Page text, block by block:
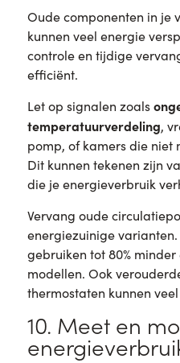
Oude componenten in je
kunnen veel energie
controle en tijdige
efficiënt.
Let op signalen zoals
temperatuurverdeling,
pomp, of kamers die niet
Dit kunnen tekenen zijn
die je energieverbruik
Vervang oude
energiezuinige
gebruiken tot 80%
modellen. Ook
thermostaten kunnen
10. Meet en